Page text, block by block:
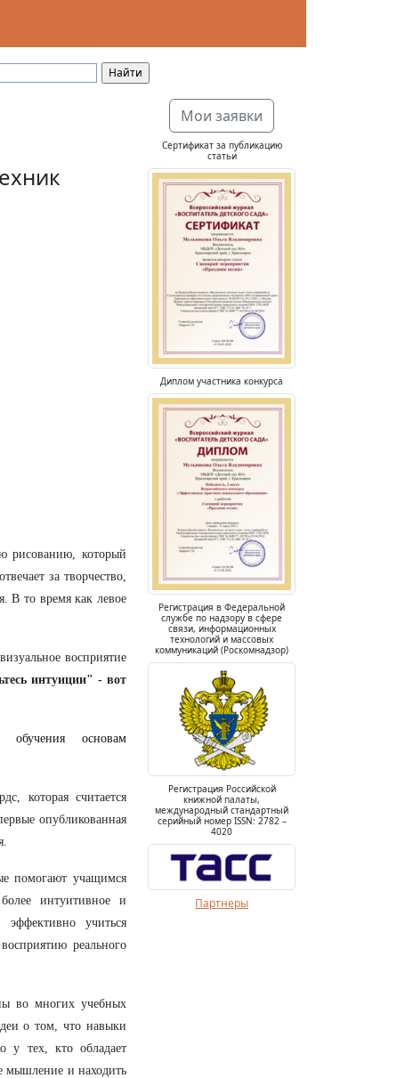
рисованию, который
за творчество,
В то время как левое
восприятие
интуиции" - вот
основам
которая считается
опубликованная
помогают учащимся
интуитивное и
учиться
реального
во многих учебных
о том, что навыки
у тех, кто обладает
мышление и находить
Мои заявки
Сертификат за публикацию
статьи
Диплом участника конкурса
Регистрация в Федеральной
службе по надзору в сфере
связи, информационных
технологий и массовых
коммуникаций (Роскомнадзор)
Регистрация Российской
книжной палаты,
международный стандартный
серийный номер ISSN: 2782 –
4020
Партнеры